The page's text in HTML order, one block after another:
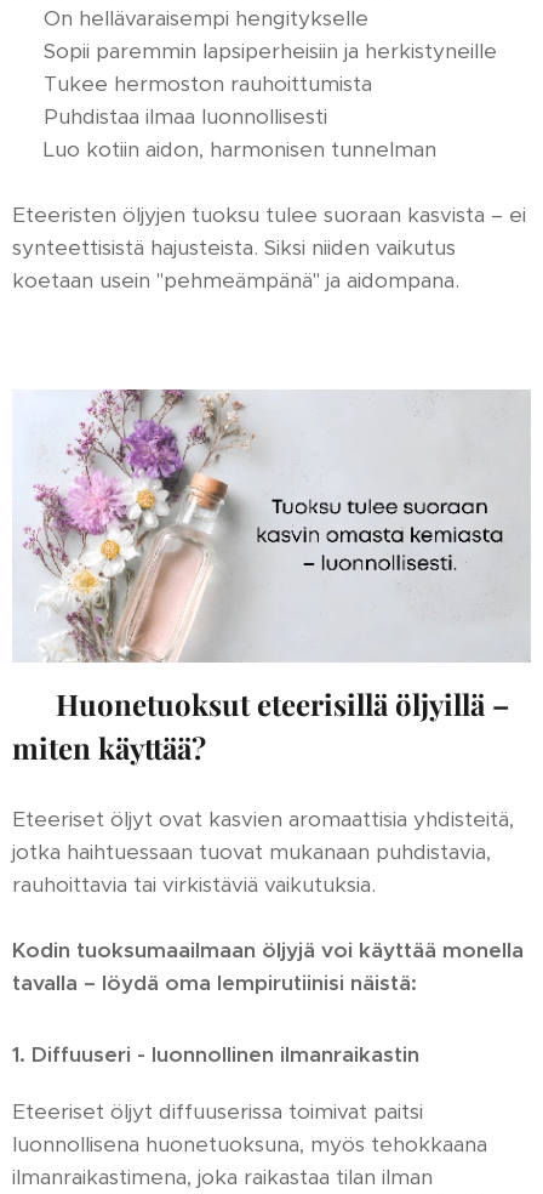
🌱 On hellävaraisempi hengitykselle
🌱 Sopii paremmin lapsiperheisiin ja herkistyneille
🌱 Tukee hermoston rauhoittumista
🌱 Puhdistaa ilmaa luonnollisesti
🌱 Luo kotiin aidon, harmonisen tunnelman
Eteeristen öljyjen tuoksu tulee suoraan kasvista – ei
synteettisistä hajusteista. Siksi niiden vaikutus
koetaan usein "pehmeämpänä" ja aidompana.
Huonetuoksut eteerisillä öljyillä –
miten käyttää?
Eteeriset öljyt ovat kasvien aromaattisia yhdisteitä,
jotka haihtuessaan tuovat mukanaan puhdistavia,
rauhoittavia tai virkistäviä vaikutuksia.
Kodin tuoksumaailmaan öljyjä voi käyttää monella
tavalla – löydä oma lempirutiinisi näistä:
1. Diffuuseri - luonnollinen ilmanraikastin
Eteeriset öljyt diffuuserissa toimivat paitsi
luonnollisena huonetuoksuna, myös tehokkaana
ilmanraikastimena, joka raikastaa tilan ilman